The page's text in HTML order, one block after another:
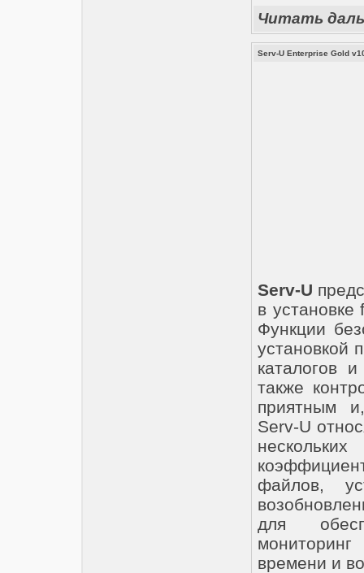
Читать
Serv-U Enterprise Gold
Serv-U
в
Функции
установкой
каталогов
также
приятным
Serv-U
файлов,
для
времени и